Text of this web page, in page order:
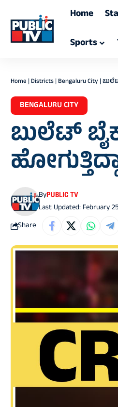
Home
Sports
Home |Districts|Bengaluru City |
BENGALURU CITY
ಬುಲೆಟ್
Last Updated: February
ByPUBLIC TV
Share